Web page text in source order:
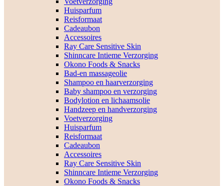
Huisparfum
Reisformaat
Cadeaubon
Accessoires
Ray Care Sensitive Skin
Shinncare Intieme Verzorging
Okono Foods & Snacks
Bad-en massageolie
Shampoo en haarverzorging
Baby shampoo en verzorging
Bodylotion en lichaamsolie
Handzeep en handverzorging
Voetverzorging
Huisparfum
Reisformaat
Cadeaubon
Accessoires
Ray Care Sensitive Skin
Shinncare Intieme Verzorging
Okono Foods & Snacks